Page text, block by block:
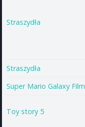
Straszydła
Straszydła
Super Mario Galaxy Film
Toy story 5